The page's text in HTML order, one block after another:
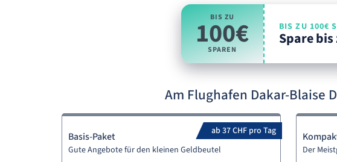
BIS ZU
100€
SPAREN
BIS ZU 100€
Spare
Am Flughafen Dakar-Blaise
ab 37 CHF pro Tag
Basis-Paket
Gute Angebote für den kleinen Geldbeutel
Der